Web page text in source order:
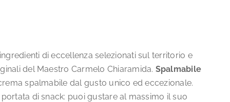
di eccellenza selezionati sul territorio e
del Maestro Carmelo Chiaramida. Spalmabile
spalmabile dal gusto unico ed eccezionale.
di snack: puoi gustare al massimo il suo